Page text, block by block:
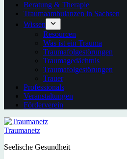
Beratung & Therapie
Traumaambulanzen in Sachsen
Wissen
Resourcen
Was ist ein Trauma
Traumafolgestörungen
Traumagedächtnis
Traumafolgestörungen
Trauer
Professionals
Veranstaltungen
Förderverein
Traumanetz
Seelische Gesundheit